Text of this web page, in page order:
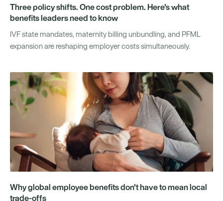
Three policy shifts. One cost problem. Here's what
benefits leaders need to know
IVF state mandates, maternity billing unbundling, and PFML
expansion are reshaping employer costs simultaneously.
Why global employee benefits don't have to mean local
trade-offs